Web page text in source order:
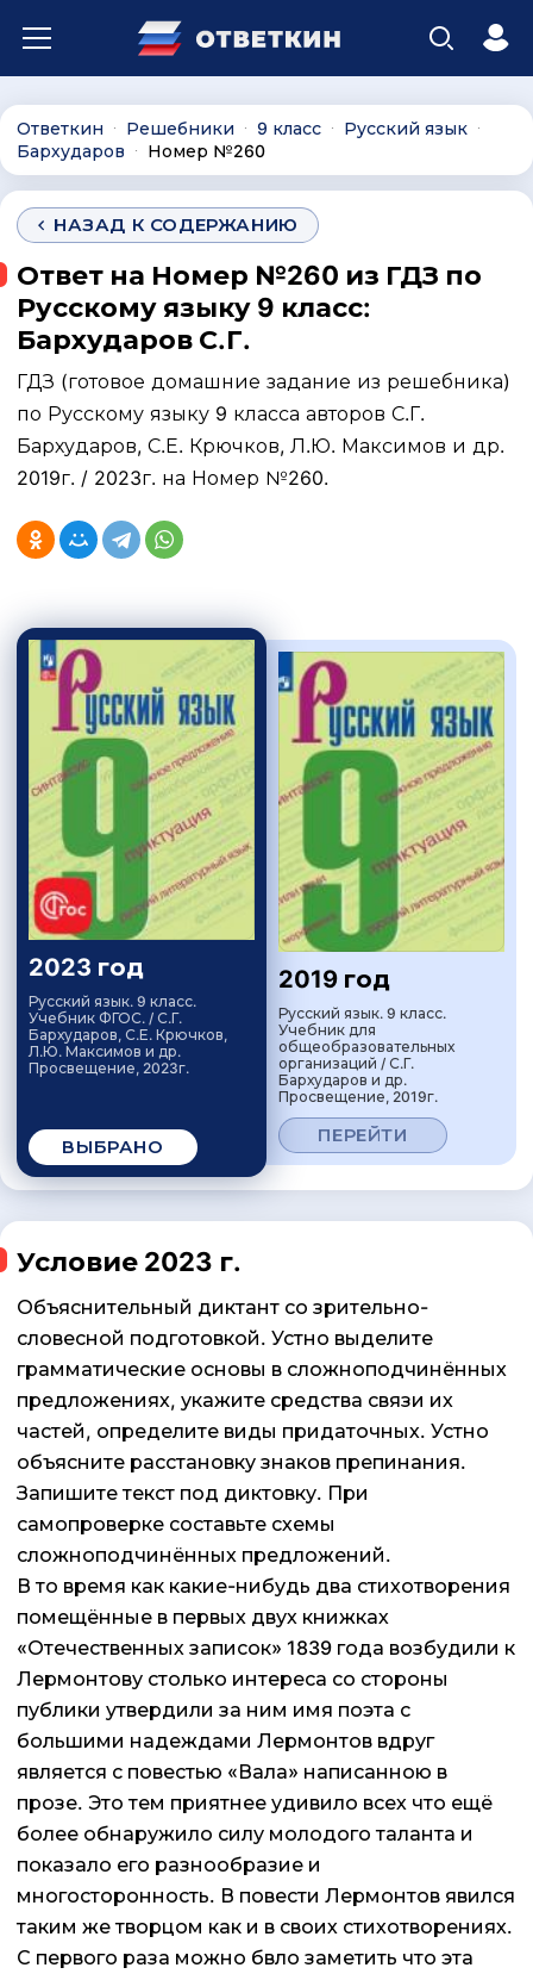
Ответкин ∙ Решебники ∙ 9 класс ∙ Русский язык ∙
Бархударов ∙ Номер №260
НАЗАД К СОДЕРЖАНИЮ
Ответ на Номер №260 из ГДЗ по
Русскому языку 9 класс:
Бархударов С.Г.
ГДЗ (готовое домашние задание из решебника)
по Русскому языку 9 класса авторов С.Г.
Бархударов, С.Е. Крючков, Л.Ю. Максимов и др.
2019г. / 2023г. на Номер №260.
2023 год
Русский язык. 9 класс.
Учебник ФГОС. / С.Г.
Бархударов, С.Е. Крючков,
Л.Ю. Максимов и др.
Просвещение, 2023г.
ВЫБРАНО
2019 год
Русский язык. 9 класс.
Учебник для
общеобразовательных
организаций / С.Г.
Бархударов и др.
Просвещение, 2019г.
ПЕРЕЙТИ
Условие 2023 г.
Объяснительный диктант со зрительно-
словесной подготовкой. Устно выделите
грамматические основы в сложноподчинённых
предложениях, укажите средства связи их
частей, определите виды придаточных. Устно
объясните расстановку знаков препинания.
Запишите текст под диктовку. При
самопроверке составьте схемы
сложноподчинённых предложений.
В то время как какие-нибудь два стихотворения
помещённые в первых двух книжках
«Отечественных записок» 1839 года возбудили к
Лермонтову столько интереса со стороны
публики утвердили за ним имя поэта с
большими надеждами Лермонтов вдруг
является с повестью «Вала» написанною в
прозе. Это тем приятнее удивило всех что ещё
более обнаружило силу молодого таланта и
показало его разнообразие и
многосторонность. В повести Лермонтов явился
таким же творцом как и в своих стихотворениях.
С первого раза можно бвло заметить что эта